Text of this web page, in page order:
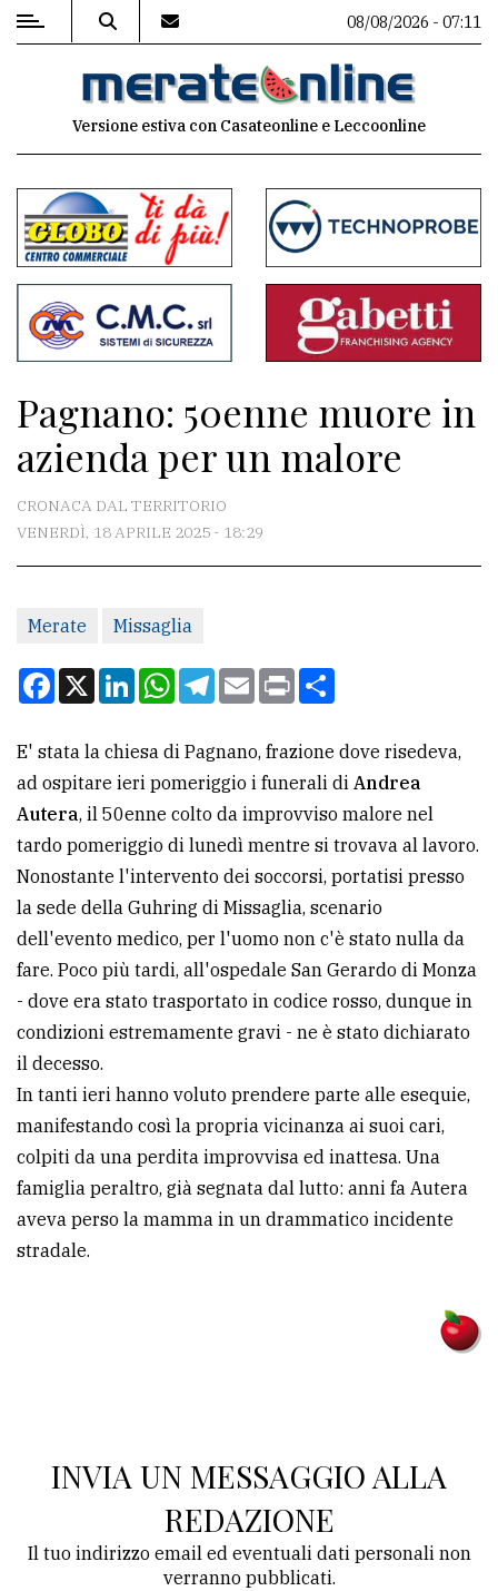
MENU
commenti
Contenuti
del
sito
Associazioni
Meteo
redazione
Scrivici
la
tua
pubblicità
CERCA
Cerca
per
comune
Ricerca
avanzata
LE
ALTRE
TESTATE
Cookie
08/08/2026 - 07:11
Versione estiva con Casateonline e Leccoonline
Pagnano: 50enne muore in
azienda per un malore
CRONACA DAL TERRITORIO
VENERDÌ, 18 APRILE 2025 - 18:29
Merate Missaglia
Facebook
X LinkedInWhatsApp
Telegram
EmailPrint
E' stata la chiesa di Pagnano, frazione dove risedeva,
ad ospitare ieri pomeriggio i funerali di Andrea
Autera, il 50enne colto da improvviso malore nel
tardo pomeriggio di lunedì mentre si trovava al lavoro.
Nonostante l'intervento dei soccorsi, portatisi presso
la sede della Guhring di Missaglia, scenario
dell'evento medico, per l'uomo non c'è stato nulla da
fare. Poco più tardi, all'ospedale San Gerardo di Monza
- dove era stato trasportato in codice rosso, dunque in
condizioni estremamente gravi - ne è stato dichiarato
il decesso.
In tanti ieri hanno voluto prendere parte alle esequie,
manifestando così la propria vicinanza ai suoi cari,
colpiti da una perdita improvvisa ed inattesa. Una
famiglia peraltro, già segnata dal lutto: anni fa Autera
aveva perso la mamma in un drammatico incidente
stradale.
INVIA UN MESSAGGIO ALLA
REDAZIONE
Il tuo indirizzo email ed eventuali dati personali non
verranno pubblicati.